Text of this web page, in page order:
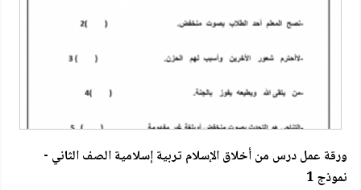
ورقة عمل درس من أخلاق الإسلام تربية إسلامية الصف الثاني -
نموذج 1